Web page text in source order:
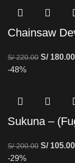
Chainsaw
S/220.00 S/180.00
-48%
Sukuna –
S/200.00 S/105.00
-29%